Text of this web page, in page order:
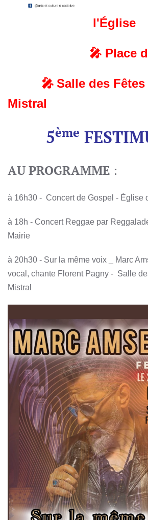
l'Église
🎤 Place
🎤 Salle des
Mistral
5ème
AU PROGRAMME :
à 16h30 - Concert de Gospel - Église
à 18h - Concert Reggae par
Mairie
à 20h30 - Sur la même voix _ Marc
vocal, chante Florent Pagny - Salle
Mistral